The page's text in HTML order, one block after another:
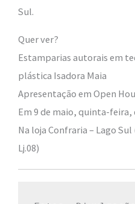
Sul.
Quer ver?
Estamparias autorais em
plástica Isadora Maia
Apresentação em Open
Em 9 de maio, quinta-feira,
Na loja Confraria – Lago Sul
Lj.08)